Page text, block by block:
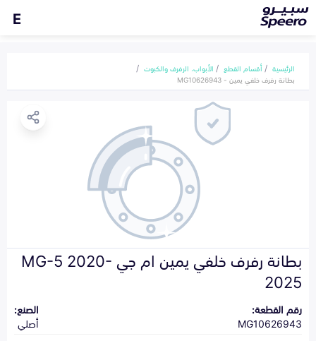
E
الرئيسية أقسام القطع
الأبواب، الرفرف والكبوت
بطانة رفرف خلفي يمين - MG10626943
بطانة رفرف خلفي يمين ام جي MG-5 2020-
2025
رقم القطعة:
MG10626943
الصنع:
أصلي